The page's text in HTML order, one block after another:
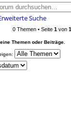
Suche
0 Themen • Seite 1 von 1
Themen oder Beiträge.